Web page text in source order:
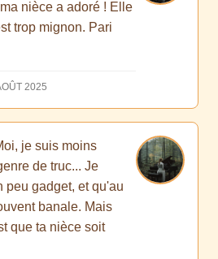
nièce a adoré ! Elle
trop mignon. Pari
2025
je suis moins
de truc... Je
peu gadget, et qu'au
banale. Mais
que ta nièce soit